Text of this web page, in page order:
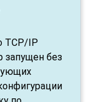
TCP/IP
запущен без